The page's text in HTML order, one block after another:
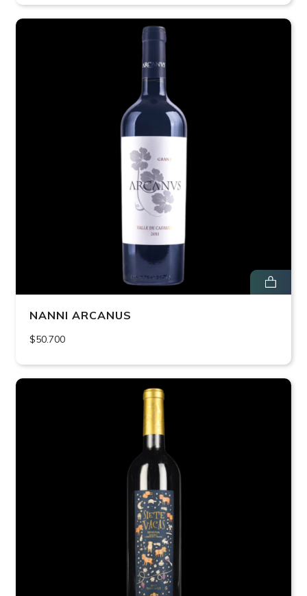
NANNI ARCANUS
$50.700